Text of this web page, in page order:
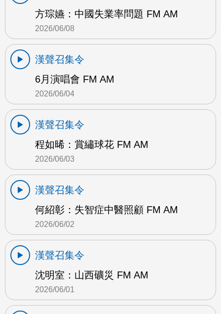
方琮嬿：中國失業率問題 FM AM
2026/06/08
漢聲召集令
6月演唱會 FM AM
2026/06/04
漢聲召集令
程如晞：賞繡球花 FM AM
2026/06/03
漢聲召集令
何紹彰：失智症中醫照顧 FM AM
2026/06/02
漢聲召集令
沈明室：山西礦災 FM AM
2026/06/01